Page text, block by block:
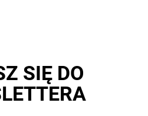
SIĘ DO